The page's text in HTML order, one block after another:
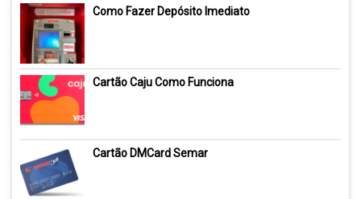
Como Fazer Depósito Imediato
Cartão Caju Como Funciona
Cartão DMCard Semar